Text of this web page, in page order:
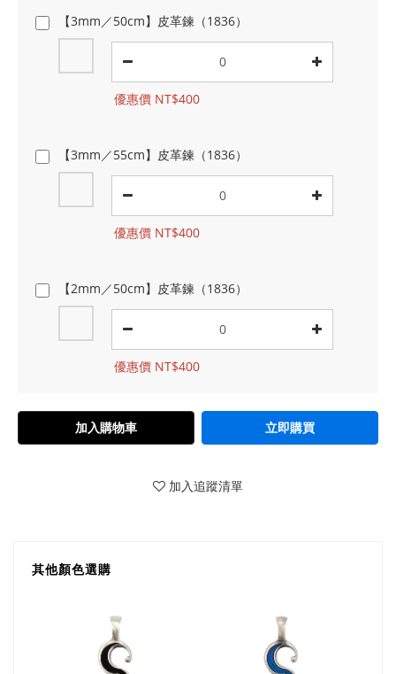
【3mm／50cm】皮革鍊（1836）
優惠價 NT$400
【3mm／55cm】皮革鍊（1836）
優惠價 NT$400
【2mm／50cm】皮革鍊（1836）
優惠價 NT$400
加入購物車 立即購買
加入追蹤清單
其他顏色選購